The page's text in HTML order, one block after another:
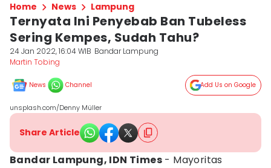
Home News Lampung
Ternyata Ini Penyebab Ban Tubeless
Sering Kempes, Sudah Tahu?
24 Jan 2022, 16:04 WIB Bandar Lampung
Martin Tobing
News Channel Add Us on Google
unsplash.com/Denny Müller
Share Article
Bandar Lampung, IDN Times - Mayoritas